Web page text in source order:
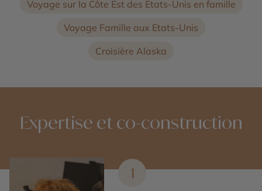
Voyage sur la Côte Est des États-Unis en famille
Voyage Famille aux Etats-Unis
Croisière Alaska
Expertise et co-construction
1